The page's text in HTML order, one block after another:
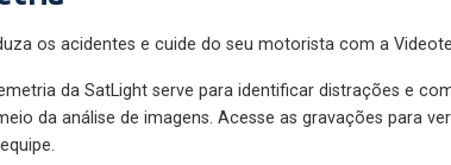
os acidentes e cuide do seu motorista com a
da SatLight serve para identificar distrações e
da análise de imagens. Acesse as gravações para